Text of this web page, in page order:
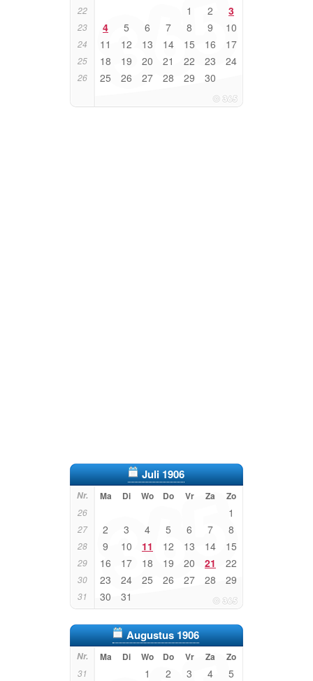
22 1 2 3
23 4 5 6 7 8 9 10
24 11 12 13 14 15 16 17
25 18 19 20 21 22 23 24
26 25 26 27 28 29 30
Juli 1906
Nr. Ma Di Wo Do Vr Za Zo
26 1
27 2 3 4 5 6 7 8
28 9 10 11 12 13 14 15
29 16 17 18 19 20 21 22
30 23 24 25 26 27 28 29
31 30 31
Augustus 1906
Nr. Ma Di Wo Do Vr Za Zo
31 1 2 3 4 5